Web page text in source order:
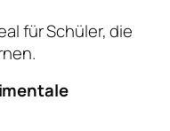
für Schüler, die